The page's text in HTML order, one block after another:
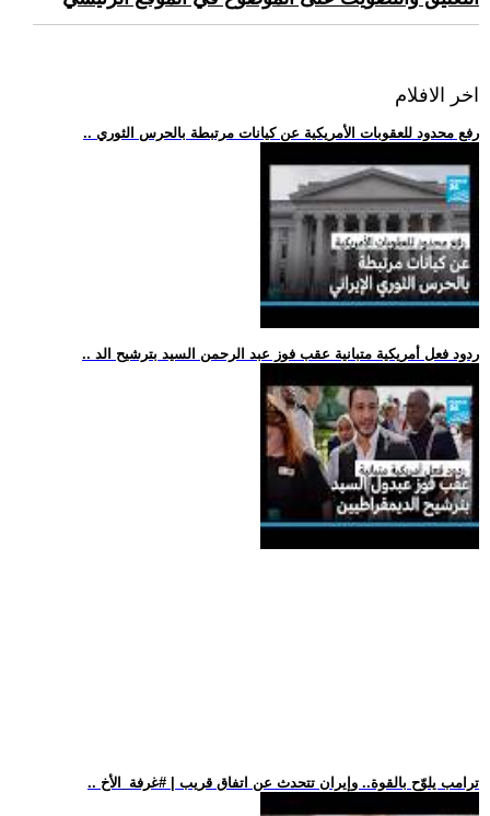
اخر الافلام
.. رفع محدود للعقوبات الأمريكية عن كيانات مرتبطة بالحرس الثوري
.. ردود فعل أمريكية متبانية عقب فوز عبد الرحمن السيد بترشيح الد
.. ترامب يلوّح بالقوة.. وإيران تتحدث عن اتفاق قريب | #غرفة_الأخ